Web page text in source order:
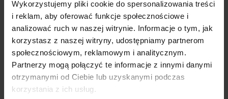
Wykorzystujemy pliki cookie do spersonalizowania treści
i reklam, aby oferować funkcje społecznościowe i
analizować ruch w naszej witrynie. Informacje o tym, jak
korzystasz z naszej witryny, udostępniamy partnerom
społecznościowym, reklamowym i analitycznym.
Partnerzy mogą połączyć te informacje z innymi danymi
otrzymanymi od Ciebie lub uzyskanymi podczas
korzystania z ich usług.
wyjątkowy komfort noszenia. Dzięki temu
stopa dziecka ma bowiem odpowiednie
podparcie, co minimalizuje ryzyko zmęczenia i
pozwala w pełni cieszyć się uroczystością oraz
późniejszym przyjęciem.
Eleganckie buty komunijne to również
praktyczne rozwiązanie, które znajdzie